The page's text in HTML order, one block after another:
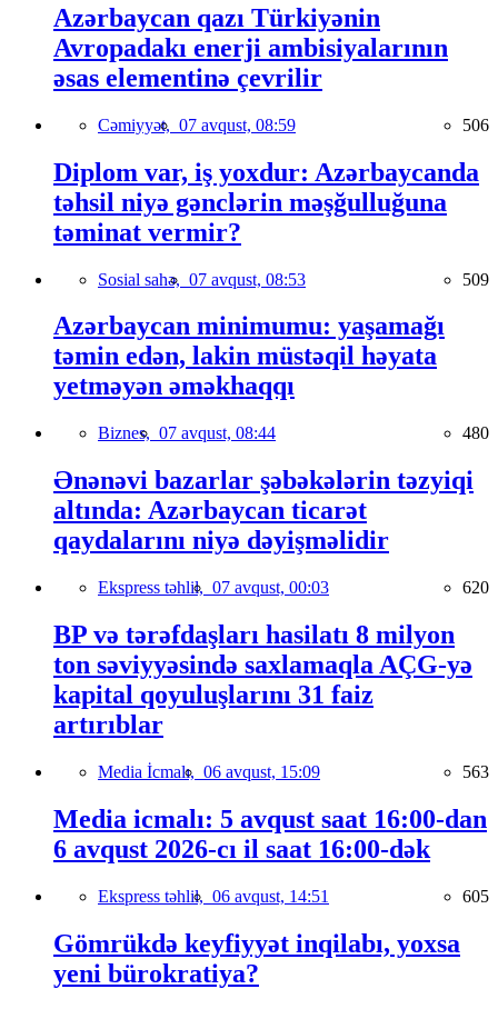
Azərbaycan qazı Türkiyənin
Avropadakı enerji ambisiyalarının
əsas elementinə çevrilir
Cəmiyyət, 07 avqust, 08:59 506
Diplom var, iş yoxdur: Azərbaycanda
təhsil niyə gənclərin məşğulluğuna
təminat vermir?
Sosial sahə, 07 avqust, 08:53 509
Azərbaycan minimumu: yaşamağı
təmin edən, lakin müstəqil həyata
yetməyən əməkhaqqı
Biznes, 07 avqust, 08:44 480
Ənənəvi bazarlar şəbəkələrin təzyiqi
altında: Azərbaycan ticarət
qaydalarını niyə dəyişməlidir
Ekspress təhlil, 07 avqust, 00:03 620
BP və tərəfdaşları hasilatı 8 milyon
ton səviyyəsində saxlamaqla AÇG-yə
kapital qoyuluşlarını 31 faiz
artırıblar
Media İcmalı, 06 avqust, 15:09 563
Media icmalı: 5 avqust saat 16:00-dan
6 avqust 2026-cı il saat 16:00-dək
Ekspress təhlil, 06 avqust, 14:51 605
Gömrükdə keyfiyyət inqilabı, yoxsa
yeni bürokratiya?